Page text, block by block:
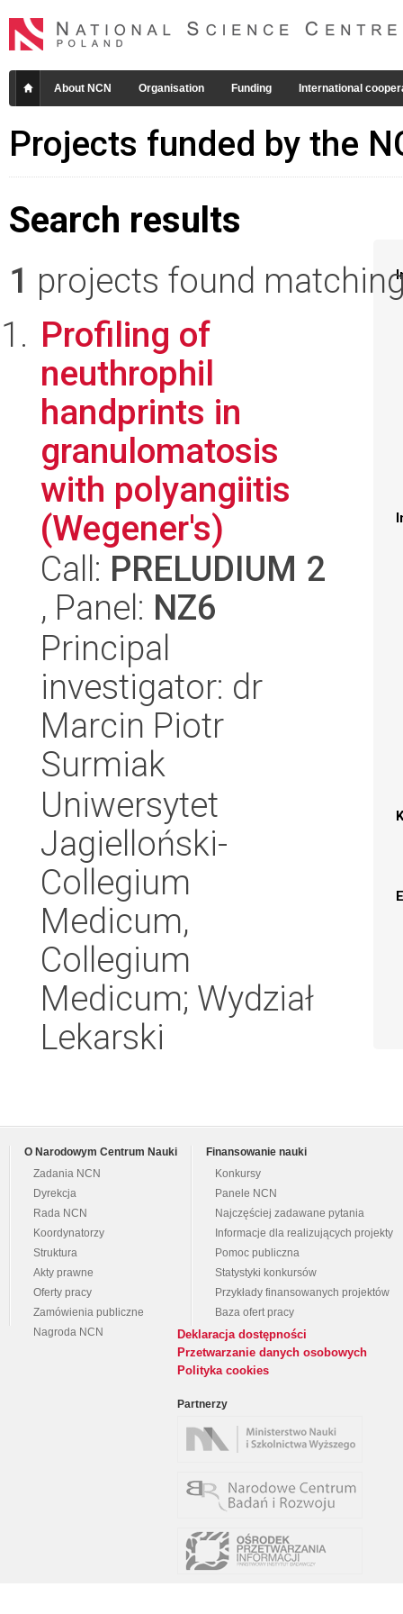
About NCN Organisation Funding International
Projects funded by the
Search results
1 projects found
Profiling of
neuthrophil
handprints in
granulomatosis
with polyangiitis
(Wegener's)
Call: PRELUDIUM 2
, Panel: NZ6
Principal
investigator: dr
Marcin Piotr
Surmiak
Uniwersytet
Jagielloński-
Collegium
Medicum,
Collegium
Medicum; Wydział
Lekarski
O Narodowym Centrum Nauki
Zadania NCN
Dyrekcja
Rada NCN
Koordynatorzy
Struktura
Akty prawne
Oferty pracy
Zamówienia publiczne
Nagroda NCN
Finansowanie nauki
Konkursy
Panele NCN
Najczęściej zadawane pytania
Informacje dla realizujących projekty
Pomoc publiczna
Statystyki konkursów
Przykłady finansowanych projektów
Baza ofert pracy
Deklaracja dostępności
Przetwarzanie danych osobowych
Polityka cookies
Partnerzy